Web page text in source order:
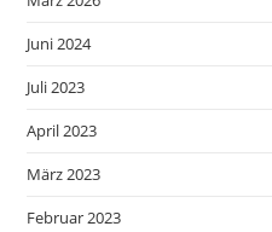
Juni 2024
Juli 2023
April 2023
März 2023
Februar 2023